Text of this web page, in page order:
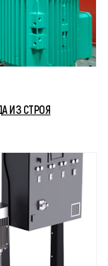
ИЗ СТРОЯ